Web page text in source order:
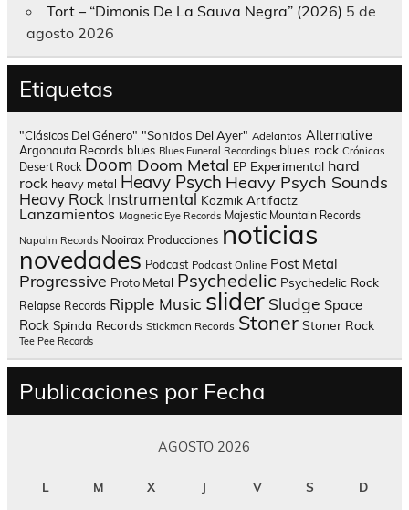
Tort – “Dimonis De La Sauva Negra” (2026) 5 de
agosto 2026
Etiquetas
"Clásicos Del Género" "Sonidos Del Ayer" Adelantos Alternative
Argonauta Records blues Blues Funeral Recordings blues rock Crónicas
Desert Rock Doom Doom Metal EP Experimental hard
rock heavy metal Heavy Psych Heavy Psych Sounds
Heavy Rock Instrumental Kozmik Artifactz
Lanzamientos Magnetic Eye Records Majestic Mountain Records
Napalm Records Nooirax Producciones noticias
novedades Podcast Podcast Online Post Metal
Progressive Proto Metal Psychedelic Psychedelic Rock
Relapse Records Ripple Music slider Sludge Space
Rock Spinda Records Stickman Records Stoner Stoner Rock
Tee Pee Records
Publicaciones por Fecha
AGOSTO 2026
L M X J V S D